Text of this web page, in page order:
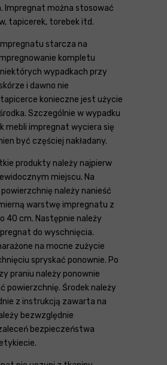
Impregnat można stosować
tapicerek, torebek itd.
starcza na
kompletu
niektórych wypadkach przy
i dawno nie
konieczne jest użycie
Szczególnie w wypadku
mebli impregnat wyciera się
być częściej nakładany.
produkty należy najpierw
miejscu. Na
należy nanieść
warstwę impregnatu z
40 cm. Następnie należy
do wyschnięcia.
na mocne zużycie
spryskać ponownie. Po
praniu należy ponownie
powierzchnię. Środek należy
z instrukcją zawarta na
bezwzględnie
bezpieczeństwa